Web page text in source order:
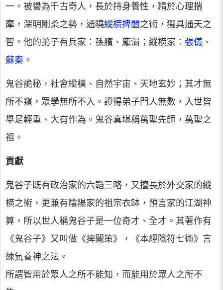
一。被譽為千古奇人，長於持身養性，精於心理揣
摩，深明剛柔之勢，通曉縱橫捭闔之術，獨具通天之
智。他的弟子有兵家：孫臏、龐涓；縱橫家： 張儀 、
蘇秦 。
鬼谷詭秘，社會縱橫、自然宇宙、天地玄妙；其才無
所不窺，眾學無所不入。證得弟子門人無數，入世皆
舉足輕重、大有作為。鬼谷真堪稱萬聖先師，萬聖之
祖。
貢獻
鬼谷子既有政治家的六韜三略，又擅長於外交家的縱
橫之術，更兼有陰陽家的祖宗衣缽，預言家的江湖神
算，所以世人稱鬼谷子是一位奇才、全才。其著作有
《鬼谷子》又叫做《捭闔策》，《本經陰符七術》言
練氣養神之法。
所謂智用於眾人之所不能知，而能用於眾人之所不